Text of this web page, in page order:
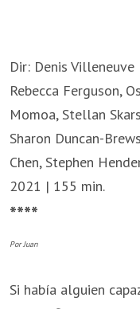
Dir: Denis
Rebecca Ferguson,
Momoa, Stellan
Sharon Duncan-
Chen, Stephen
2021 | 155 min.
****
Por Juan
Si había alguien